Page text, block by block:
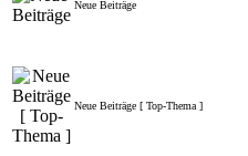
Neue Beiträge
Neue Beiträge [ Top-Thema ]